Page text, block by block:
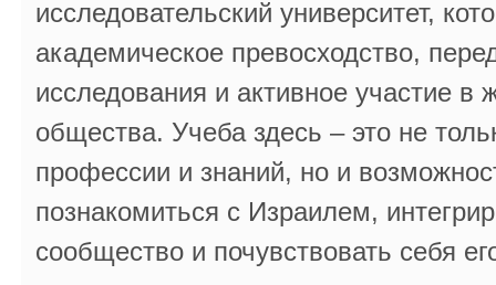
исследовательский университет,
академическое превосходство,
исследования и активное участие в
общества. Учеба здесь – это не
профессии и знаний, но и
познакомиться с Израилем,
сообщество и почувствовать себя